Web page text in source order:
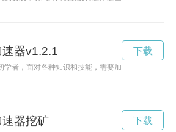
器v1.2.1
学者，面对各种知识和技能，需要加速学习来迅速提
下载
器挖矿 下载